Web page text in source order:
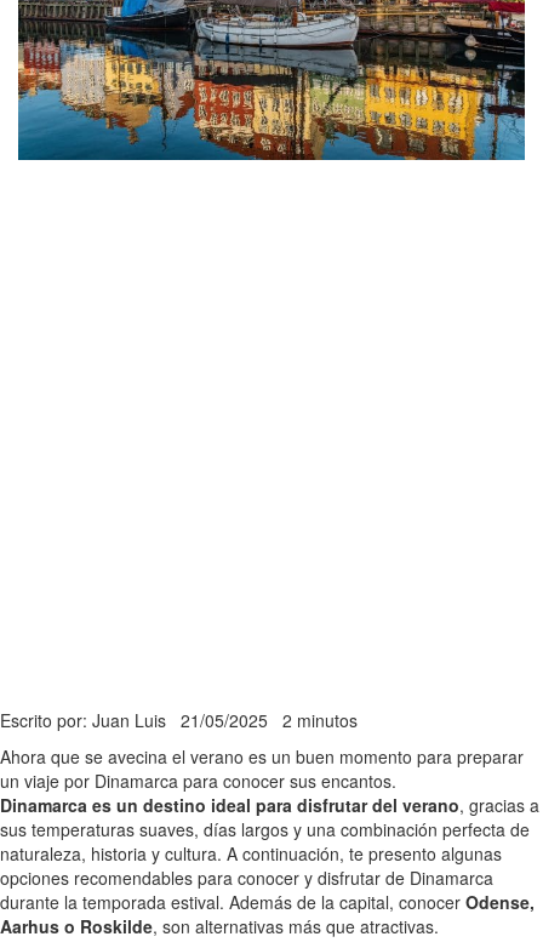
Escrito por: Juan Luis 21/05/2025 2 minutos
Ahora que se avecina el verano es un buen momento para preparar
un viaje por Dinamarca para conocer sus encantos.
Dinamarca es un destino ideal para disfrutar del verano, gracias a
sus temperaturas suaves, días largos y una combinación perfecta de
naturaleza, historia y cultura. A continuación, te presento algunas
opciones recomendables para conocer y disfrutar de Dinamarca
durante la temporada estival. Además de la capital, conocer Odense,
Aarhus o Roskilde, son alternativas más que atractivas.